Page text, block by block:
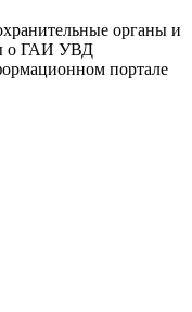
органы и
о ГАИ УВД
портале